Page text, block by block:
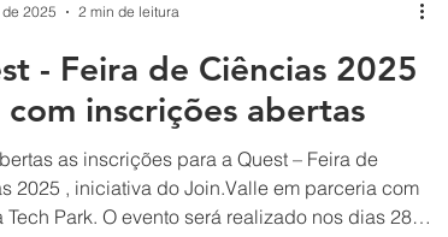
- Feira de Ciências 2025
com inscrições abertas
as inscrições para a Quest – Feira de
, iniciativa do Join.Valle em parceria com
Tech Park. O evento será realizado nos dias 28 e
2025 2 min de leitura